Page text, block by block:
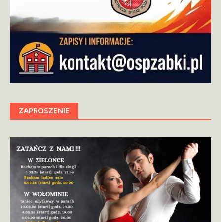
ZAPROSZENIE